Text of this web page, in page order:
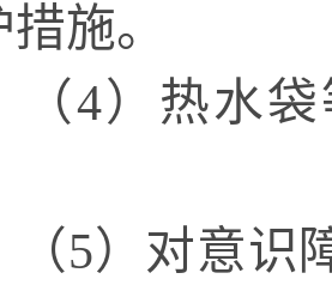
施。
）热水袋
）对意识障